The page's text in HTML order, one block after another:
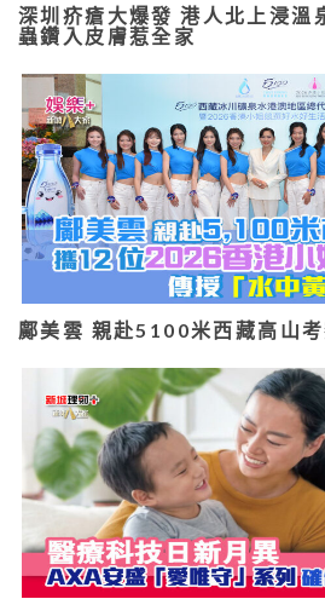
深圳疥瘡大爆發 港人北上浸溫
蟲鑽入皮膚惹全家
鄺美雲 親赴5100米西藏高山